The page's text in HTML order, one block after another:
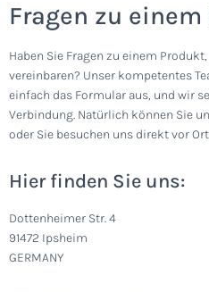
Fragen zu
Haben Sie Fragen zu einem
vereinbaren? Unser kompetentes
einfach das Formular aus, und wir
Verbindung. Natürlich können Sie
oder Sie besuchen uns direkt vor
Hier finden Sie uns:
Dottenheimer Str. 4
91472 Ipsheim
GERMANY